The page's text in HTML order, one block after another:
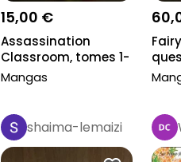
15,00 €
Assassination
Classroom, tomes 1-
4
Mangas
shaima-lemaizi